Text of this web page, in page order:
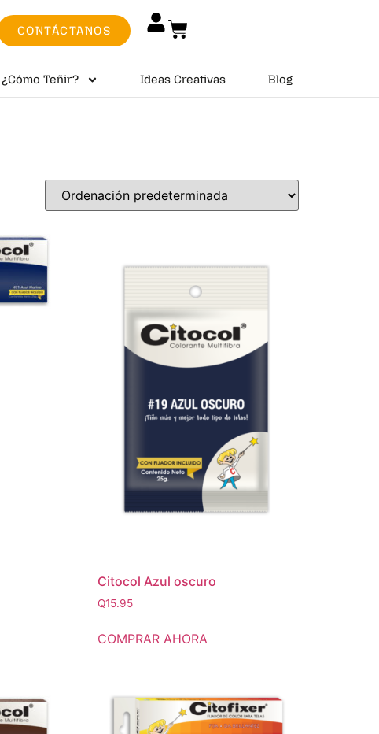
CONTÁCTANOS
¿Cómo Teñir? Ideas Creativas Blog
Citocol Azul oscuro
Q15.95
COMPRAR AHORA